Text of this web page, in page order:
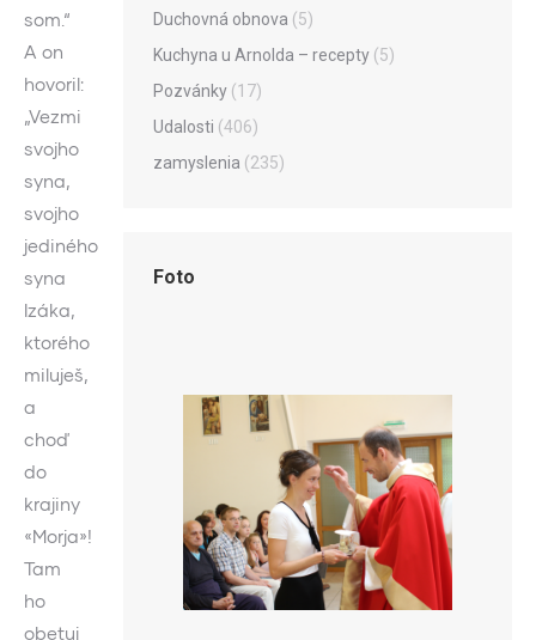
som.“
A on
hovoril:
„Vezmi
svojho
syna,
svojho
jediného
syna
Izáka,
ktorého
miluješ,
a
choď
do
krajiny
«Morja»!
Tam
ho
obetuj
Duchovná obnova (5)
Kuchyna u Arnolda – recepty (5)
Pozvánky (17)
Udalosti (406)
zamyslenia (235)
Foto